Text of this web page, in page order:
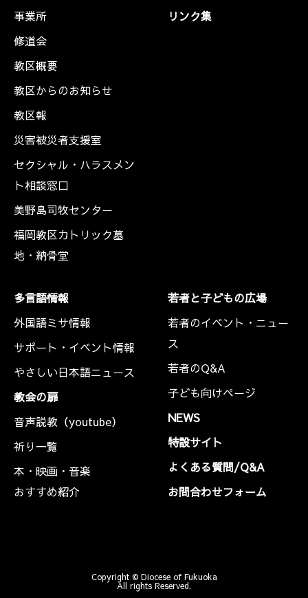
事業所
修道会
教区概要
教区からのお知らせ
教区報
災害被災者支援室
セクシャル・ハラスメン
ト相談窓口
美野島司牧センター
福岡教区カトリック墓
地・納骨堂
リンク集
多言語情報
外国語ミサ情報
サポート・イベント情報
やさしい日本語ニュース
教会の扉
音声説教（youtube）
祈り一覧
本・映画・音楽
おすすめ紹介
若者と子どもの広場
若者のイベント・ニュー
ス
若者のQ&A
子ども向けページ
NEWS
特設サイト
よくある質問/Q&A
お問合わせフォーム
Copyright © Diocese of Fukuoka
All rights Reserved.